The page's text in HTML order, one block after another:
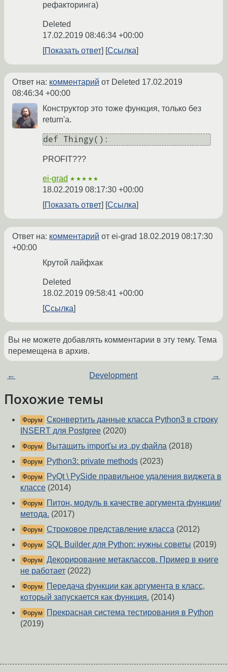
рефакторинга)
Deleted
17.02.2019 08:46:34 +00:00
Показать ответ
Ссылка
Ответ на: комментарий от Deleted 17.02.2019
08:46:34 +00:00
Конструктор это тоже функция, только без
return'а.
PROFIT???
ei-grad ★★★★★
18.02.2019 08:17:30 +00:00
Показать ответ
Ссылка
Ответ на: комментарий от ei-grad 18.02.2019 08:17:30
+00:00
Крутой лайфхак
Deleted
18.02.2019 09:58:41 +00:00
Ссылка
Вы не можете добавлять комментарии в эту тему. Тема
перемещена в архив.
← Development →
Похожие темы
Форум Сконвертить данные класса Python3 в строку
INSERT для Postgree (2020)
Форум Вытащить import'ы из .py файла (2018)
Форум Python3: private methods (2023)
Форум
PyQt \ PySide правильное удаления виджета в
классе (2014)
Форум
Питон, модуль в качестве аргумента функции/
метода. (2017)
Форум Строковое представление класса (2012)
Форум SQL Builder для Python: нужны советы (2019)
Форум Декорирование метаклассов. Пример в книге
не работает (2022)
Форум
Передача функции как аргумента в класс,
который запускается как функция. (2014)
Форум
Прекрасная система тестирования в Python
(2019)